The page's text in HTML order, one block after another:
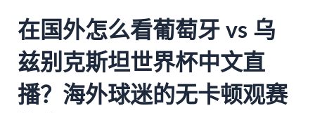
在国外怎么看葡萄牙 vs 乌
兹别克斯坦世界杯中文直
播？海外球迷的无卡顿观赛